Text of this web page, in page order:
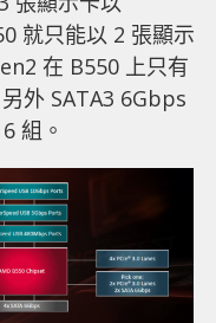
就只能以 2 張顯示
在 B550 上只有
外 SATA3 6Gbps
組。